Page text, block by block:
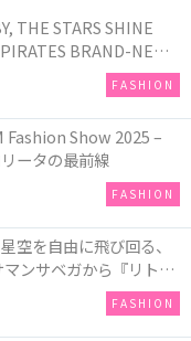
THE STARS SHINE
BRAND-NEW
FASHION
Fashion Show 2025 –
ータの最前線
FASHION
空を自由に飛び回る、
ンサベガから『リトル
バーサリーイヤー』を
FASHION